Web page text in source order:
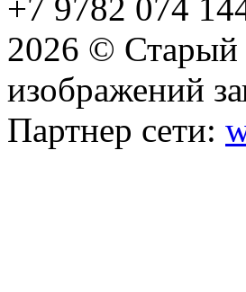
+7 9782 074
2026 © Старый
изображений
Партнер сети: